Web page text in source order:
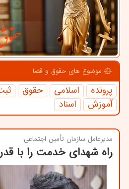
موضوع های حقوق و قضا
پرونده اسلامی حقوق
آموزش
اسناد
مدیرعامل سازمان تأمین اجتماعی:
راه شهدای خدمت را با